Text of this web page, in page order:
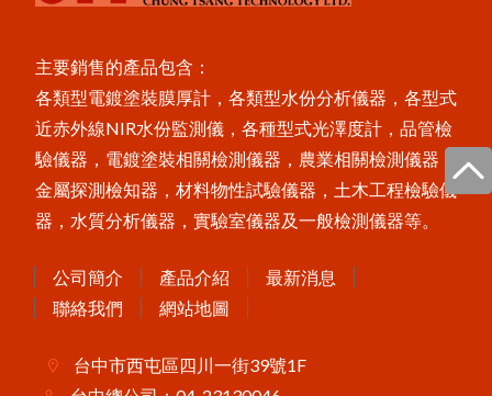
美
國
P
o
s
i
T
e
c
t
o
r
6
0
0
0
膜
厚
計
台
灣
區
主
要
代
理
商
-
-
中
燦
科
技
P
o
s
T
e
c
t
o
r
B
H
I
電
子
式
巴
可
硬
度
MT-200木屑水分計
P
o
s
i
T
e
c
t
o
r
C
M
M
I
S
混
凝
土
定
點
濕
度
監
測
器
FD-660紅外線水分計
Novo-Curve小物光澤度計
主要銷售的產品包含：
各類型電鍍塗裝膜厚計，各類型水份分析儀器，各型式
近赤外線NIR水份監測儀，各種型式光澤度計，品管檢
驗儀器，電鍍塗裝相關檢測儀器，農業相關檢測儀器，
金屬探測檢知器，材料物性試驗儀器，土木工程檢驗儀
器，水質分析儀器，實驗室儀器及一般檢測儀器等。
公司簡介 產品介紹
最新消息
聯絡我們
網站地圖
台中市西屯區四川一街39號1F